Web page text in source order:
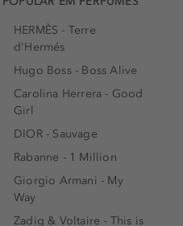
HERMÈS - Terre
d'Hermés
Hugo Boss - Boss Alive
Carolina Herrera - Good
Girl
DIOR - Sauvage
Rabanne - 1 Million
Giorgio Armani - My
Way
Zadig & Voltaire - This is